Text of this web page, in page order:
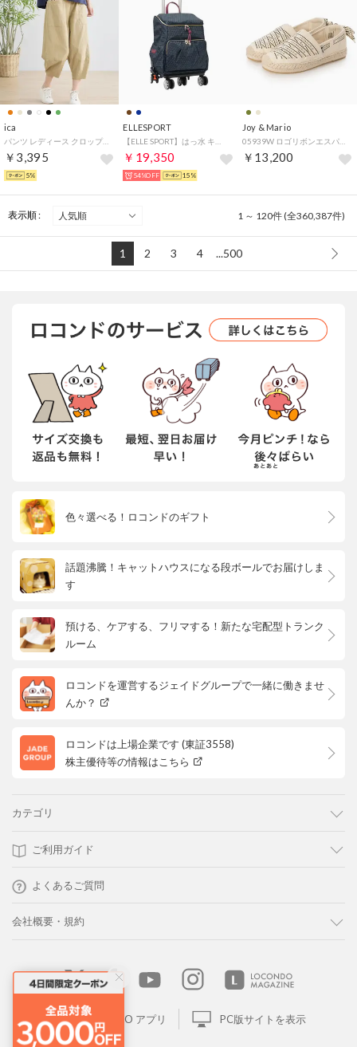
ica
￥3,395
5%
ELLESPORT
￥19,350
54%OFF 15%
Joy & Mario
05939W ロゴリボンエスパドリーユ （ベージュ）
￥13,200
表示順 : 1 ～ 120件 (全360,387件)
1 2 3 4 ...500
色々選べる！ロコンドのギフト
話題沸騰！キャットハウスになる段ボールでお届けしま
す
預ける、ケアする、フリマする！新たな宅配型トランク
ルーム
ロコンドを運営するジェイドグループで一緒に働きませ
んか？
ロコンドは上場企業です (東証3558)
株主優待等の情報はこちら
カテゴリ
ご利用ガイド
よくあるご質問
会社概要・規約
LOCONDO アプリ PC版サイトを表示